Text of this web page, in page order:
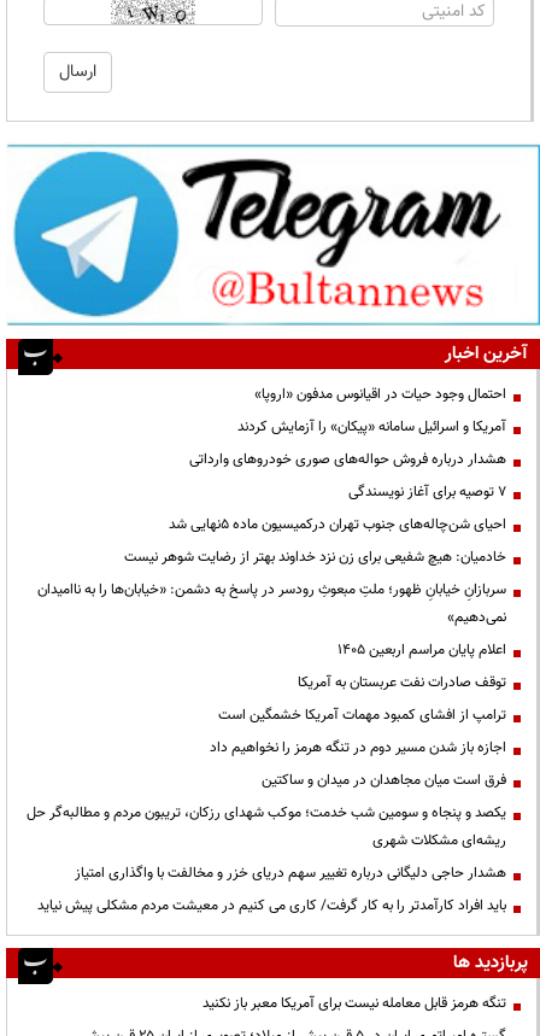
آخرین اخبار
احتمال وجود حیات در اقیانوس مدفون «اروپا»
آمریکا و اسرائیل سامانه «پیکان» را آزمایش کردند
هشدار درباره فروش حواله‌های صوری خودروهای وارداتی
۷ توصیه برای آغاز نویسندگی
احیای شن‌چاله‌های جنوب تهران درکمیسیون ماده ۵نهایی شد
خادمیان: هیچ شفیعی برای زن نزد خداوند بهتر از رضایت شوهر نیست
سربازانِ خیابانِ ظهور؛ ملتِ مبعوثِ رودسر در پاسخ به دشمن: «خیابان‌ها را به ناامیدان
نمی‌دهیم»
اعلام پایان مراسم اربعین ۱۴۰۵
توقف صادرات نفت عربستان به آمریکا
ترامپ از افشای کمبود مهمات آمریکا خشمگین است
اجازه باز شدن مسیر دوم در تنگه هرمز را نخواهیم داد
فرق است میان مجاهدان در میدان و ساکتین
یکصد و پنجاه و سومین شب خدمت؛ موکب شهدای رزکان، تریبون مردم و مطالبه‌گر حل
ریشه‌ای مشکلات شهری
هشدار حاجی دلیگانی درباره تغییر سهم دریای خزر و مخالفت با واگذاری امتیاز
باید افراد کارآمدتر را به کار گرفت/ کاری می کنیم در معیشت مردم مشکلی پیش نیاید
پربازدید ها
تنگه هرمز قابل معامله نیست برای آمریکا معبر باز نکنید